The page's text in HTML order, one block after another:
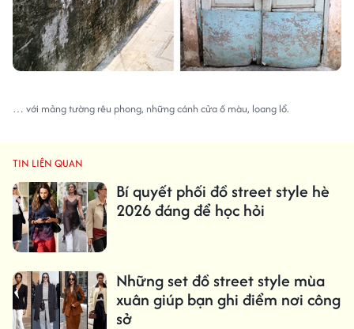
… với mảng tường rêu phong, những cánh cửa ố màu, loang lổ.
TIN LIÊN QUAN
Bí quyết phối đồ street style hè
2026 đáng để học hỏi
Những set đồ street style mùa
xuân giúp bạn ghi điểm nơi công
sở